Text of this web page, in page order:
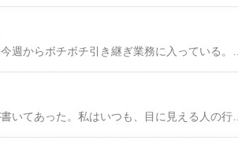
しばらく前の新聞に、野村監督のこんな言葉が書いてあった。私はいつも、目に見える人の行動を見るのは「観察」であり、目には見えないが人をそういう行動に駆り立てる心の内を見るのは「洞察」であると思っています。おそらく優れたリーダーであるには、この洞察力が必要なのだと思います。なるほどなぁと思った。こうした洞察力を極めれば、「心眼」になるのかもしれない。人生の師であった草柳大蔵さんがよく語っていた「ものの見える人が千人、ものの見えない人が千人いる。見ている人は見ているのだから、仕事はいつも一生懸命でなくてはならない」という言葉があります。その教えがまさに正しかったと痛感した出来事が、ヤクルトの相馬和夫球団社長が自ら、私を監督にと要請してくださったことでした。（中略）うれしさを感じると同時に、すべてを見られている怖さも身に染みました。「目暗（注：差別用語のつもりではない）千人、目明き千人」ということだね。「天網恢恢疎にして漏らさず」という言葉もある。誰も見ていないと思っていても、どこかで誰かが見ている。たとえ嫌な仕事や嫌な環境であったとしても、一生懸命やるべきことをやっていれば、いつか浮かぶ瀬もある。昔の日本人は、そういうことを自然と体でわかっていたように思う。いつも一生懸命で誰に恥じることもない、そういう潔い仕事の仕方を私もしたいものである。**********************************************スローライフスタイル